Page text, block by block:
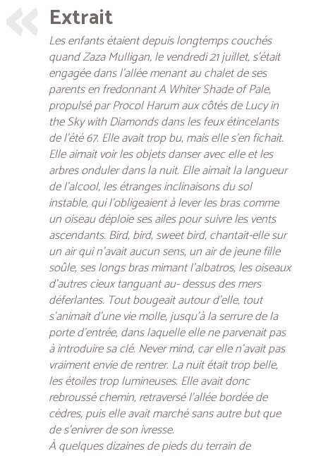
Extrait
Les enfants étaient depuis longtemps couchés
quand Zaza Mulligan, le vendredi 21 juillet, s’était
engagée dans l’allée menant au chalet de ses
parents en fredonnant A Whiter Shade of Pale,
propulsé par Procol Harum aux côtés de Lucy in
the Sky with Diamonds dans les feux étincelants
de l’été 67. Elle avait trop bu, mais elle s’en fichait.
Elle aimait voir les objets danser avec elle et les
arbres onduler dans la nuit. Elle aimait la langueur
de l’alcool, les étranges inclinaisons du sol
instable, qui l’obligeaient à lever les bras comme
un oiseau déploie ses ailes pour suivre les vents
ascendants. Bird, bird, sweet bird, chantait-elle sur
un air qui n’avait aucun sens, un air de jeune fille
soûle, ses longs bras mimant l’albatros, les oiseaux
d’autres cieux tanguant au- dessus des mers
déferlantes. Tout bougeait autour d’elle, tout
s’animait d’une vie molle, jusqu’à la serrure de la
porte d’entrée, dans laquelle elle ne parvenait pas
à introduire sa clé. Never mind, car elle n’avait pas
vraiment envie de rentrer. La nuit était trop belle,
les étoiles trop lumineuses. Elle avait donc
rebroussé chemin, retraversé l’allée bordée de
cèdres, puis elle avait marché sans autre but que
de s’enivrer de son ivresse.
À quelques dizaines de pieds du terrain de